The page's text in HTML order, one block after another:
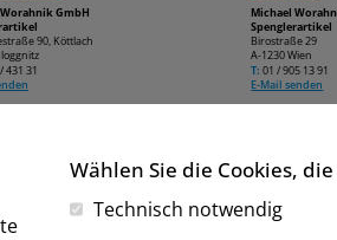
GmbH
90, Köttlach
431 31
Michael
Spenglerartikel
Birostraße 29
A-1230 Wien
T: 01 / 905 13 91
E-Mail senden
Wählen Sie die Cookies,
Technisch notwendig